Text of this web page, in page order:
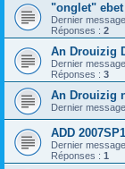
"onglet" ebet
Dernier
Réponses : 2
An Drouizig
Dernier
Réponses : 3
An Drouizig
Dernier
ADD
Dernier
Réponses : 1